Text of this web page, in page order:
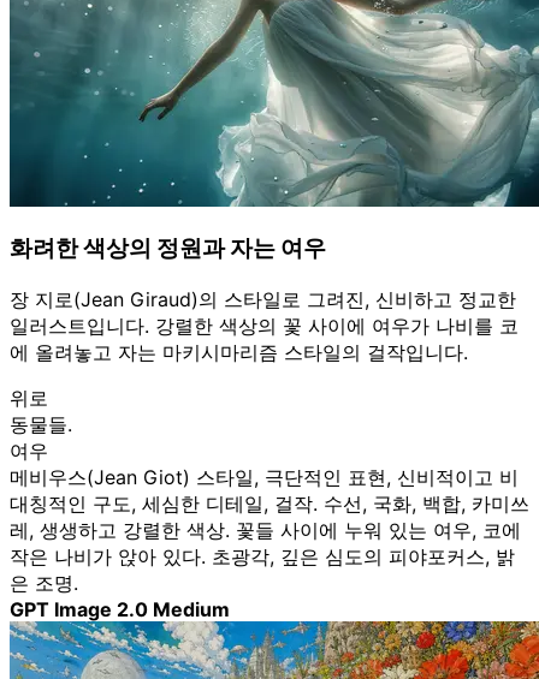
화려한 색상의 정원과 자는 여우
장 지로(Jean Giraud)의 스타일로 그려진, 신비하고 정교한
일러스트입니다. 강렬한 색상의 꽃 사이에 여우가 나비를 코
에 올려놓고 자는 마키시마리즘 스타일의 걸작입니다.
위로
동물들.
여우
메비우스(Jean Giot) 스타일, 극단적인 표현, 신비적이고 비
대칭적인 구도, 세심한 디테일, 걸작. 수선, 국화, 백합, 카미쓰
레, 생생하고 강렬한 색상. 꽃들 사이에 누워 있는 여우, 코에
작은 나비가 앉아 있다. 초광각, 깊은 심도의 피야포커스, 밝
은 조명.
GPT Image 2.0 Medium